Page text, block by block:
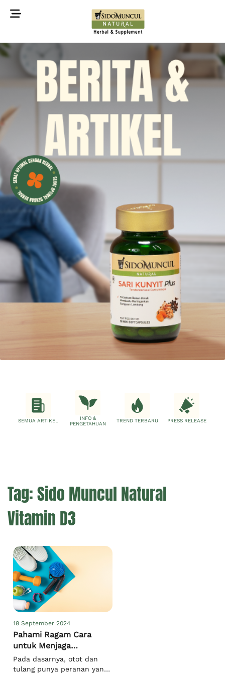
©2022 Sidomuncul Natural All right reserved
SEMUA ARTIKEL
INFO &
PENGETAHUAN
TREND TERBARU PRESS RELEASE
Tag:Sido Muncul Natural
Vitamin D3
18 September 2024
Pahami Ragam Cara
untuk Menjaga
Kesehatan Tulang dan
Otot
Pada dasarnya, otot dan
tulang punya peranan yang